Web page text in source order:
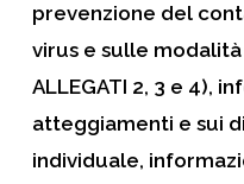
prevenzione del
virus e sulle
ALLEGATI 2, 3 e 4),
atteggiamenti e sui
individuale,